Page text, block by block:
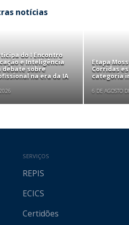
notícias
do I Encontro
e Inteligência
sobre
na era da IA
Etapa
Corridas
categoria
6 DE AGOSTO
SERVIÇOS
REPIS
ECICS
Certidões